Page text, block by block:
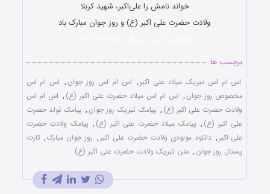
خواند نامش را علی‌اکبر، شهید کربلا
ولادت حضرت علی اکبر (ع) و روز جوان مبارک باد
برچسب ها
اس ام اس تبریک میلاد علی اکبر , اس ام اس روز جوان , اس ام اس
مخصوص روز جوان , اس ام اس میلاد حضرت علی اكبر (ع) , اس ام اس
ولادت حضرت علی اكبر (ع) , پیامک تبریک روز جوان , پیامک تولد حضرت
علی اکبر (ع) , پیامک میلاد حضرت علی اكبر (ع) , پیامک ولادت حضرت
علی اكبر , دانلود مولودی ولادت حضرت علی اکبر , روز جوان مبارک, کارت
پستال روز جوان , متن تبریک ولادت حضرت علی اكبر (ع)